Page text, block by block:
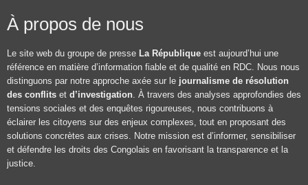
À propos de nous
Le site web du groupe de presse La République est aujourd’hui une
référence en matière d’information fiable et de qualité en RDC. Nous nous
distinguons par notre approche axée sur le journalisme de résolution
des conflits et d’investigation. À travers des analyses approfondies des
tensions sociales et des enquêtes rigoureuses, nous contribuons à
éclairer les citoyens sur des enjeux complexes, tout en proposant des
solutions concrètes aux crises. Notre mission est d’informer, sensibiliser
et défendre les droits des Congolais en favorisant la transparence et la
justice.